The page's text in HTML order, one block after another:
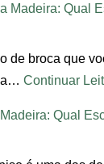
Madeira: Qual
de broca que
Continuar
Qual